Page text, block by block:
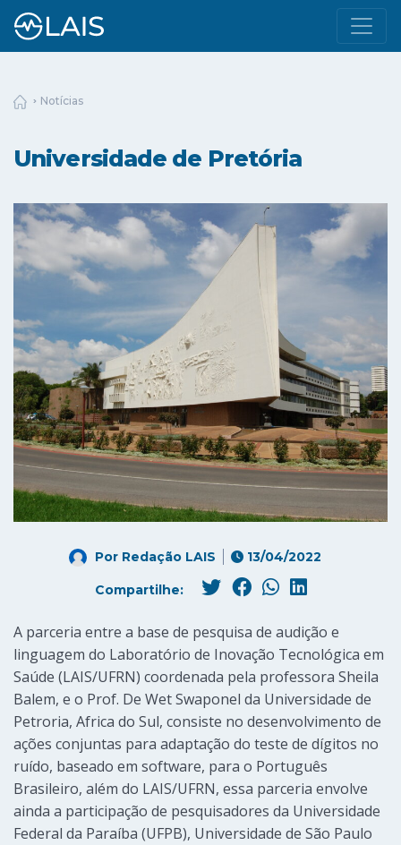
Notícias
Universidade de Pretória
Por Redação LAIS 13/04/2022
Compartilhe:
A parceria entre a base de pesquisa de audição e
linguagem do Laboratório de Inovação Tecnológica em
Saúde (LAIS/UFRN) coordenada pela professora Sheila
Balem, e o Prof. De Wet Swaponel da Universidade de
Petroria, Africa do Sul, consiste no desenvolvimento de
ações conjuntas para adaptação do teste de dígitos no
ruído, baseado em software, para o Português
Brasileiro, além do LAIS/UFRN, essa parceria envolve
ainda a participação de pesquisadores da Universidade
Federal da Paraíba (UFPB), Universidade de São Paulo